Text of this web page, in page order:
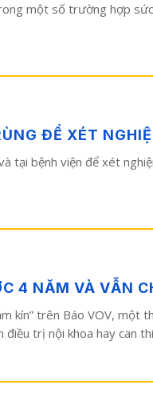
một số trường hợp
ĐỂ XÉT
tại bệnh viện để xét
4 NĂM VÀ VẪN
kín” trên Báo VOV, một
trị nội khoa hay can